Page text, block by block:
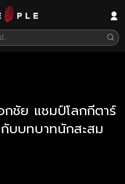
กชัย แชมป์โลกกีตาร์
บบทบาทนักสะสม